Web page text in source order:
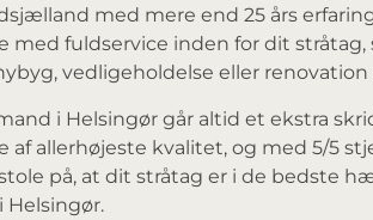
med mere end 25 års
fuldservice inden for dit stråtag,
vedligeholdelse eller renovation
i Helsingør går altid et ekstra
allerhøjeste kvalitet, og med 5/5
på, at dit stråtag er i de bedste